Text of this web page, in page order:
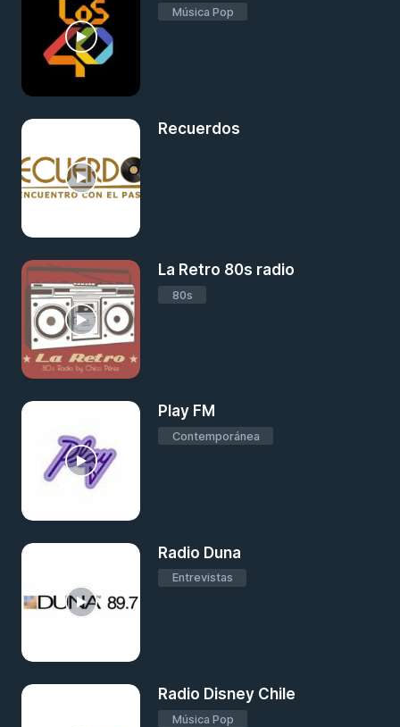
Música Pop
Recuerdos
La Retro 80s radio
80s
Play FM
Contemporánea
Radio Duna
Entrevistas
Radio Disney Chile
Música Pop